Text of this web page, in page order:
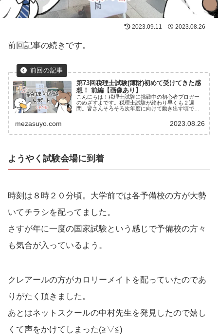
2023.09.11 2023.08.26
前回記事の続きです。
第73回税理士試験(簿財)初めて受けてきた感
想！ 前編【画像あり】
こんにちは！税理士試験に挑戦中の初心者ブロガー
のめざすよです。税理士試験が終わり早くも２週
間。皆さんそろそろ次年度に向けて動き出す頃でし
感想を簡単にレポートしていきます！受験情報受験
mezasuyo.com 2023.08.26
ようやく試験会場に到着
時刻は８時２０分頃。大学前では各予備校の方が大勢
いてチラシを配ってました。
さすが年に一度の国家試験という感じで予備校の方々
も気合が入っているよう。
クレアールの方がカロリーメイトを配っていたのであ
りがたく頂きました。
あとはネットスクールの中村先生を発見したので嬉し
くて声をかけてしまった(≧▽≦)